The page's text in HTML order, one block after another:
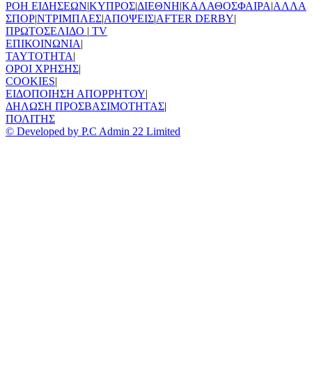
ΡΟΗ ΕΙΔΗΣΕΩΝ|ΚΥΠΡΟΣ|ΔΙΕΘΝΗ|ΚΑΛΑΘΟΣΦΑΙΡΑ|ΑΛΛΑ
ΣΠΟΡ|ΝΤΡΙΜΠΛΕΣ|ΑΠΟΨΕΙΣ|AFTER DERBY|
ΠΡΩΤΟΣΕΛΙΔΟ | TV
ΕΠΙΚΟΙΝΩΝΙΑ|
TAYTOTHTA|
ΟΡΟΙ ΧΡΗΣΗΣ|
COOKIES|
ΕΙΔΟΠΟΙΗΣΗ ΑΠΟΡΡΗΤΟΥ|
ΔΗΛΩΣΗ ΠΡΟΣΒΑΣΙΜΟΤΗΤΑΣ|
ΠΟΛΙΤΗΣ
© Developed by P.C Admin 22 Limited